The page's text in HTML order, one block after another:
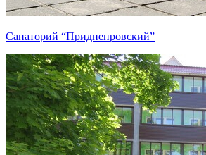
Санаторий “Приднепровский”